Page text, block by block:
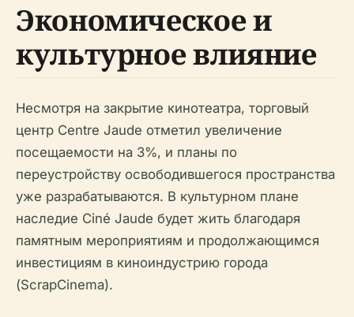
Экономическое и
культурное влияние
Несмотря на закрытие кинотеатра, торговый
центр Centre Jaude отметил увеличение
посещаемости на 3%, и планы по
переустройству освободившегося пространства
уже разрабатываются. В культурном плане
наследие Ciné Jaude будет жить благодаря
памятным мероприятиям и продолжающимся
инвестициям в киноиндустрию города
(ScrapCinema).